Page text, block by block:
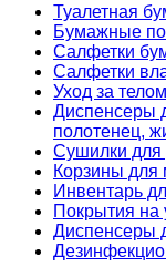
Туалетная
Бумажные
Салфетки
Салфетки
Уход за телом
Диспенсеры
полотенец,
Сушилки для
Корзины для
Инвентарь
Покрытия на
Диспенсеры